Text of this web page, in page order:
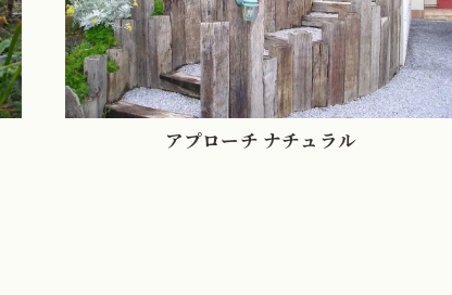
アプローチ ナチュラル